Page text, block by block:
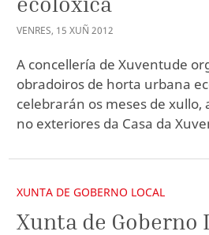
VENRES, 15 XUÑ 2012
A concellería de Xuventude
obradoiros de horta urbana
celebrarán os meses de xullo,
no exteriores da Casa da
XUNTA DE GOBERNO LOCAL
Xunta de Goberno